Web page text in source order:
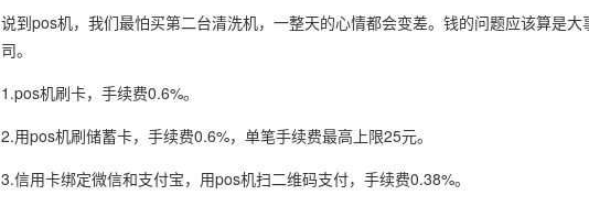
说到pos机，我们最怕买第二台清洗机，一整天的心情都会变差。钱的问题应该算是
司。
1.pos机刷卡，手续费0.6%。
2.用pos机刷储蓄卡，手续费0.6%，单笔手续费最高上限25元。
3.信用卡绑定微信和支付宝，用pos机扫二维码支付，手续费0.38%。